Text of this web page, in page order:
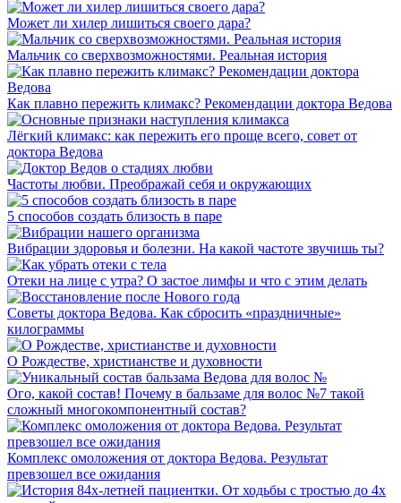
Может ли хилер лишиться своего дара?
Мальчик со сверхвозможностями. Реальная история
Как плавно пережить климакс? Рекомендации доктора Ведова
Лёгкий климакс: как пережить его проще всего, совет от
доктора Ведова
Частоты любви. Преображай себя и окружающих
5 способов создать близость в паре
Вибрации здоровья и болезни. На какой частоте звучишь ты?
Отеки на лице с утра? О застое лимфы и что с этим делать
Советы доктора Ведова. Как сбросить «праздничные»
килограммы
О Рождестве, христианстве и духовности
Ого, какой состав! Почему в бальзаме для волос №7 такой
сложный многокомпонентный состав?
Комплекс омоложения от доктора Ведова. Результат
превзошел все ожидания